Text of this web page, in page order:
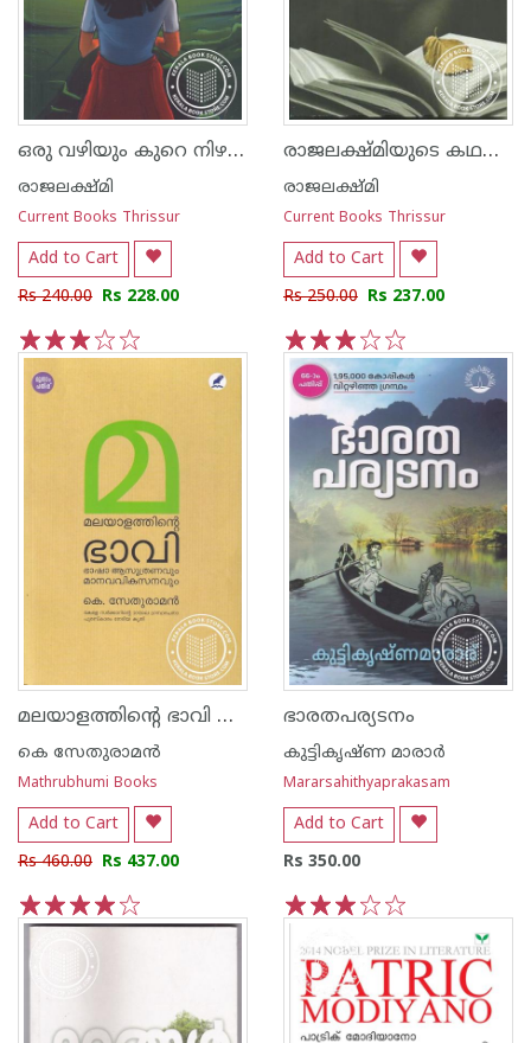
ഒരു വഴിയും കുറെ നിഴലുകളും
രാജലക്ഷ്മി
Current Books Thrissur
Add to Cart
Rs 240.00 Rs 228.00
5
4
3
2
1
രാജലക്ഷ്‌മിയുടെ കഥകള്‍
രാജലക്ഷ്മി
Current Books Thrissur
Add to Cart
Rs 250.00 Rs 237.00
5
4
3
2
1
മലയാളത്തിന്റെ ഭാവി ഭാഷാആസൂത്രണവും മാനവവികസനവും
കെ സേതുരാമന്‍
Mathrubhumi Books
Add to Cart
Rs 460.00 Rs 437.00
5
4
3
2
1
ഭാരതപര്യടനം
കുട്ടികൃഷ്ണ മാരാര്‍
Mararsahithyaprakasam
Add to Cart
Rs 350.00
1